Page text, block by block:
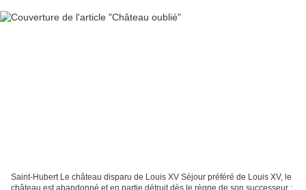
Saint-Hubert Le château disparu de Louis XV Séjour préféré de Louis XV, le
château est abandonné et en partie détruit dès le règne de son successeur :